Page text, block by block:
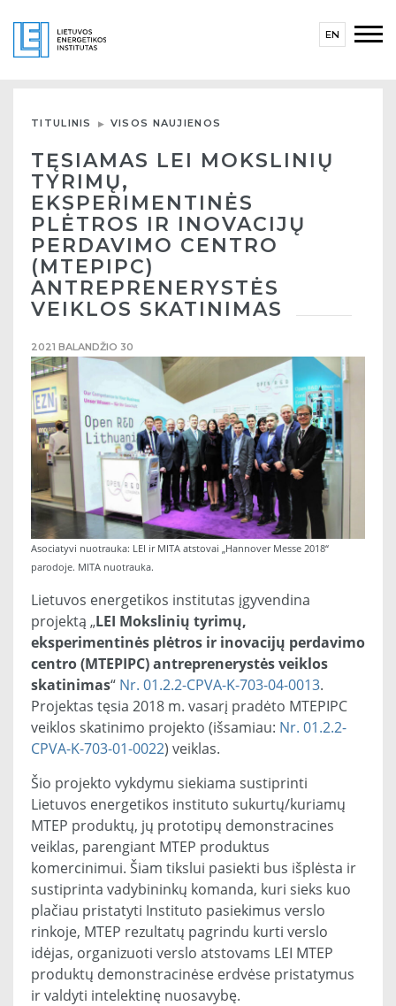
EN
TITULINIS VISOS NAUJIENOS
TĘSIAMAS LEI MOKSLINIŲ
TYRIMŲ,
EKSPERIMENTINĖS
PLĖTROS IR INOVACIJŲ
PERDAVIMO CENTRO
(MTEPIPC)
ANTREPRENERYSTĖS
VEIKLOS SKATINIMAS
2021 BALANDŽIO 30
Asociatyvi nuotrauka: LEI ir MITA atstovai „Hannover Messe 2018“
parodoje. MITA nuotrauka.
Lietuvos energetikos institutas įgyvendina
projektą „LEI Mokslinių tyrimų,
eksperimentinės plėtros ir inovacijų perdavimo
centro (MTEPIPC) antreprenerystės veiklos
skatinimas“ Nr. 01.2.2-CPVA-K-703-04-0013.
Projektas tęsia 2018 m. vasarį pradėto MTEPIPC
veiklos skatinimo projekto (išsamiau: Nr. 01.2.2-
CPVA-K-703-01-0022) veiklas.
Šio projekto vykdymu siekiama sustiprinti
Lietuvos energetikos instituto sukurtų/kuriamų
MTEP produktų, jų prototipų demonstracines
veiklas, parengiant MTEP produktus
komercinimui. Šiam tikslui pasiekti bus išplėsta ir
sustiprinta vadybininkų komanda, kuri sieks kuo
plačiau pristatyti Instituto pasiekimus verslo
rinkoje, MTEP rezultatų pagrindu kurti verslo
idėjas, organizuoti verslo atstovams LEI MTEP
produktų demonstracinėse erdvėse pristatymus
ir valdyti intelektinę nuosavybę.